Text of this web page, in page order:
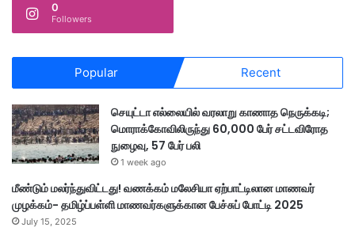
0
Followers
Popular Recent
செயுட்டா எல்லையில் வரலாறு காணாத நெருக்கடி;
மொராக்கோவிலிருந்து 60,000 பேர் சட்டவிரோத
நுழைவு, 57 பேர் பலி
1 week ago
மீண்டும் மலர்ந்துவிட்டது! வணக்கம் மலேசியா ஏற்பாட்டிலான மாணவர்
முழக்கம்- தமிழ்ப்பள்ளி மாணவர்களுக்கான பேச்சுப் போட்டி 2025
July 15, 2025